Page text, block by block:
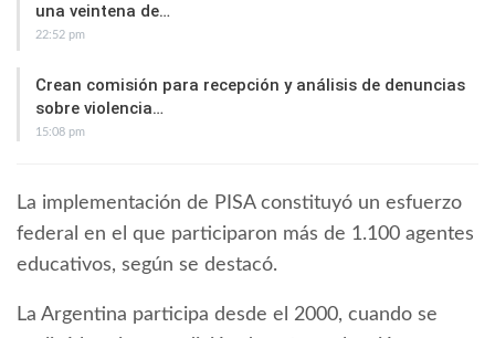
una veintena de…
22:52 pm
Crean comisión para recepción y análisis de denuncias
sobre violencia…
15:08 pm
La implementación de PISA constituyó un esfuerzo
federal en el que participaron más de 1.100 agentes
educativos, según se destacó.
La Argentina participa desde el 2000, cuando se